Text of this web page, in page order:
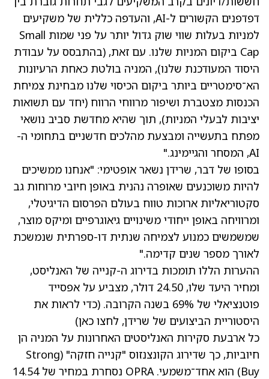
דפדפנים הקשורים ל-AI, והעדפה כללית של משקיעים
למניות בעלות שווי שוק גדול יותר על פני שמות Small
Cap ביקום המניות שלנו. עם זאת, (בהתבסס על עבודת
היסוד המעודכנת שלנו), המניה בולטת כאחת הרעיונות
הא־סימטריים ביותר ביקום הכיסוי שלנו מבחינת צמיחת
הכנסות מצטברת ושיפור מרווחי הרווח (יחד עם תשואות
יציבות לבעלי המניות), תוך שהיא מחדשת סביב נושאי
מפתח בתעשייה ומבצעת מהלכים חדשניים בתחומי ה-
AI, המסחר והגיימינג."
בסופו של דבר, שרידן נשאר אופטימי: "אנחנו ממשיכים
להיות משוכנעים שאופרה נהנית באופן חיובי מרוחות גב
סקטוריאליות ארוכות טווח בעולם הפרסום הדיגיטלי,
ומרוויחה באופן ייחודי משינויים גיאוגרפיים ומיקס מוצר,
שמשמשים כמנוע לצמיחה שנתית דו-ספרתית שנמשכת
לאורך מספר שנים קדימה."
ההערות הללו תומכות בדירוג ה-קנייה של האנליסט,
ומחיר היעד שלו, 24.50 דולר, מצביע על אפסייד
פוטנציאלי של 69% בשנה הקרובה. (כדי לראות את
היסטוריית הביצועים של שרידן, לחצו כאן)
כל ארבעת סקירות האנליסטים האחרונות על המניה הן
חיוביות, כך שדירוג הקונצנזוס "קנייה חזקה" (Strong
Buy) הוא אחד־משמעי. OPRA נסחרת במחיר של 14.54